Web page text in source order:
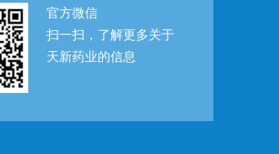
官方微信
扫一扫，了解更多关于
天新药业的信息